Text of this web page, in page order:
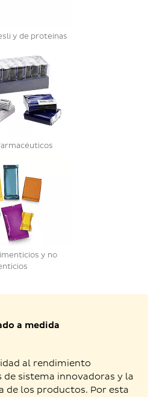
y de proteínas
y no
a medida
al rendimiento
sistema innovadoras y la
de los productos. Por esta